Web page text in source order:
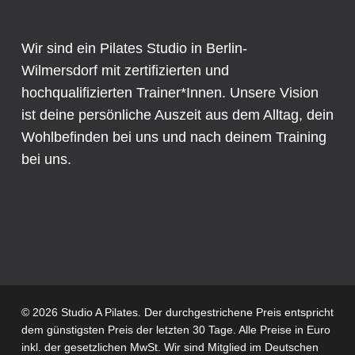
Wir sind ein Pilates Studio in Berlin-
Wilmersdorf mit zertifizierten und
hochqualifizierten Trainer*Innen. Unsere Vision
ist deine persönliche Auszeit aus dem Alltag, dein
Wohlbefinden bei uns und nach deinem Training
bei uns.
© 2026 Studio A Pilates. Der durchgestrichene Preis entspricht
dem günstigsten Preis der letzten 30 Tage. Alle Preise in Euro
inkl. der gesetzlichen MwSt. Wir sind Mitglied im Deutschen